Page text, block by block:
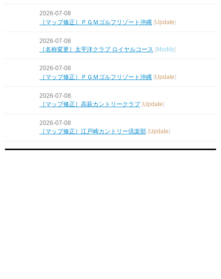
2026-07-08
［マップ修正］ＰＧＭゴルフリゾート沖縄 [Update]
2026-07-08
［名称変更］太平洋クラブ ロイヤルコース [Modify]
2026-07-08
［マップ修正］ＰＧＭゴルフリゾート沖縄 [Update]
2026-07-08
［マップ修正］高萩カントリークラブ [Update]
2026-07-08
［マップ修正］江戸崎カントリー倶楽部 Update